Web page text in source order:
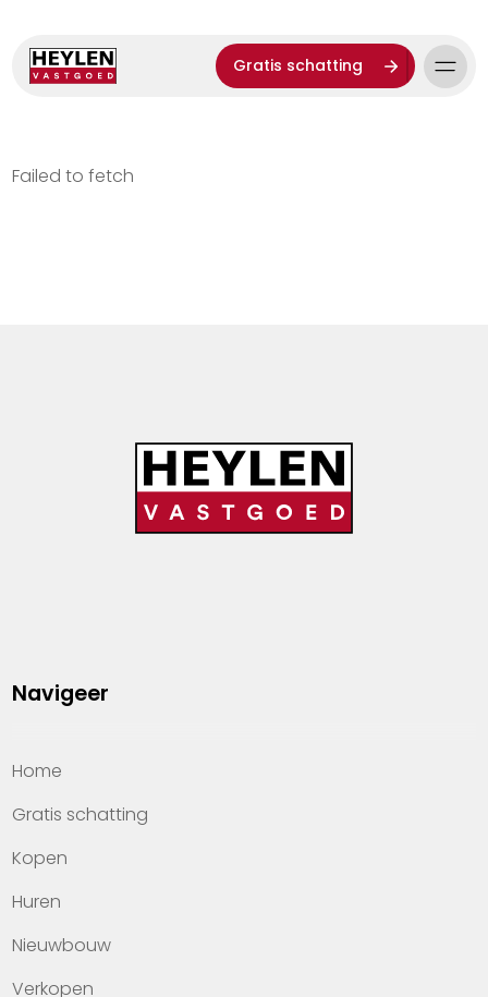
Gratis schatting
Failed to fetch
Navigeer
Home
Gratis schatting
Kopen
Huren
Nieuwbouw
Verkopen